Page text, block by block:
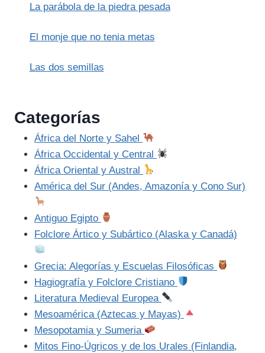
La parábola de la piedra pesada
El monje que no tenia metas
Las dos semillas
Categorías
África del Norte y Sahel
África Occidental y Central
África Oriental y Austral
América del Sur (Andes, Amazonía y Cono Sur)
Antiguo Egipto
Folclore Ártico y Subártico (Alaska y Canadá)
Grecia: Alegorías y Escuelas Filosóficas
Hagiografía y Folclore Cristiano
Literatura Medieval Europea
Mesoamérica (Aztecas y Mayas)
Mesopotamia y Sumeria
Mitos Fino-Úgricos y de los Urales (Finlandia,